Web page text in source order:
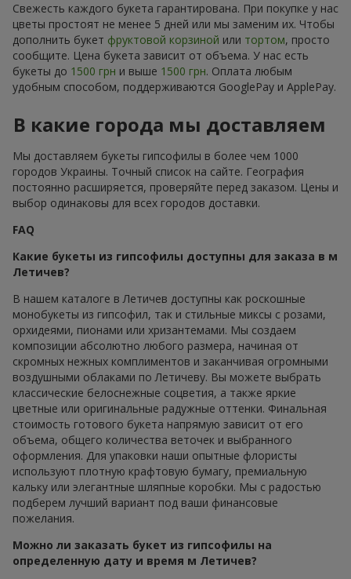
Свежесть каждого букета гарантирована. При покупке у нас
цветы простоят не менее 5 дней или мы заменим их. Чтобы
дополнить букет фруктовой корзиной или тортом, просто
сообщите. Цена букета зависит от объема. У нас есть
букеты до 1500 грн и выше 1500 грн. Оплата любым
удобным способом, поддерживаются GooglePay и ApplePay.
В какие города мы доставляем
Мы доставляем букеты гипсофилы в более чем 1000
городов Украины. Точный список на сайте. География
постоянно расширяется, проверяйте перед заказом. Цены и
выбор одинаковы для всех городов доставки.
FAQ
Какие букеты из гипсофилы доступны для заказа в м
Летичев?
В нашем каталоге в Летичев доступны как роскошные
монобукеты из гипсофил, так и стильные миксы с розами,
орхидеями, пионами или хризантемами. Мы создаем
композиции абсолютно любого размера, начиная от
скромных нежных комплиментов и заканчивая огромными
воздушными облаками по Летичеву. Вы можете выбрать
классические белоснежные соцветия, а также яркие
цветные или оригинальные радужные оттенки. Финальная
стоимость готового букета напрямую зависит от его
объема, общего количества веточек и выбранного
оформления. Для упаковки наши опытные флористы
используют плотную крафтовую бумагу, премиальную
кальку или элегантные шляпные коробки. Мы с радостью
подберем лучший вариант под ваши финансовые
пожелания.
Можно ли заказать букет из гипсофилы на
определенную дату и время м Летичев?